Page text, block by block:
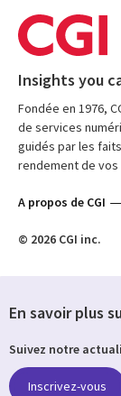
Insights you
Fondée en 1976,
de services
guidés par les
rendement de
A propos de CGI
© 2026 CGI inc.
En savoir plus
Suivez notre
Inscrivez-vous